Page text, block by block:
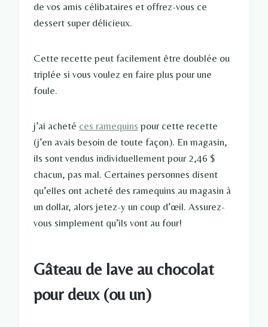
de vos amis célibataires et offrez-vous ce
dessert super délicieux.
Cette recette peut facilement être doublée ou
triplée si vous voulez en faire plus pour une
foule.
j’ai acheté ces ramequins pour cette recette
(j’en avais besoin de toute façon). En magasin,
ils sont vendus individuellement pour 2,46 $
chacun, pas mal. Certaines personnes disent
qu’elles ont acheté des ramequins au magasin à
un dollar, alors jetez-y un coup d’œil. Assurez-
vous simplement qu’ils vont au four!
Gâteau de lave au chocolat
pour deux (ou un)